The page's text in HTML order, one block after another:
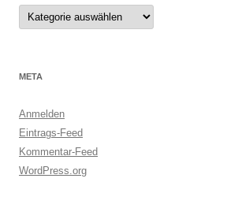
Kategorien
META
Anmelden
Eintrags-Feed
Kommentar-Feed
WordPress.org